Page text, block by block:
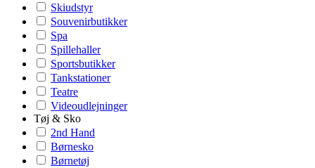
Skiudstyr
Souvenirbutikker
Spa
Spillehaller
Sportsbutikker
Tankstationer
Teatre
Videoudlejninger
Tøj & Sko
2nd Hand
Børnesko
Børnetøj